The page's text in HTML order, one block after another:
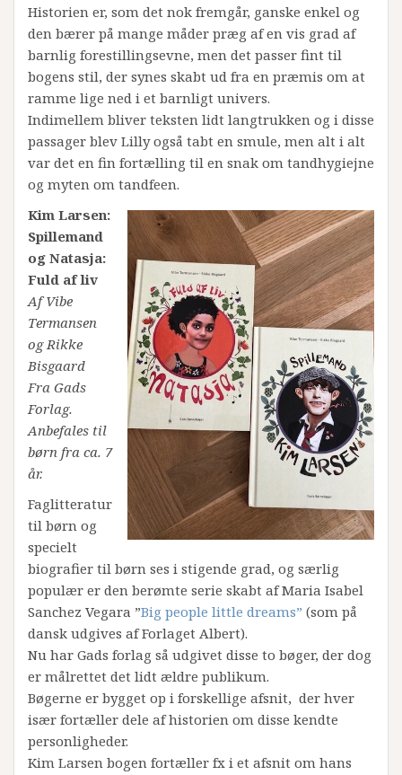
Historien er, som det nok fremgår, ganske enkel og
den bærer på mange måder præg af en vis grad af
barnlig forestillingsevne, men det passer fint til
bogens stil, der synes skabt ud fra en præmis om at
ramme lige ned i et barnligt univers.
Indimellem bliver teksten lidt langtrukken og i disse
passager blev Lilly også tabt en smule, men alt i alt
var det en fin fortælling til en snak om tandhygiejne
og myten om tandfeen.
Kim Larsen:
Spillemand
og Natasja:
Fuld af liv
Af Vibe
Termansen
og Rikke
Bisgaard
Fra Gads
Forlag.
Anbefales til
børn fra ca. 7
år.
Faglitteratur
til børn og
specielt
biografier til børn ses i stigende grad, og særlig
populær er den berømte serie skabt af Maria Isabel
Sanchez Vegara ”Big people little dreams” (som på
dansk udgives af Forlaget Albert).
Nu har Gads forlag så udgivet disse to bøger, der dog
er målrettet det lidt ældre publikum.
Bøgerne er bygget op i forskellige afsnit, der hver
især fortæller dele af historien om disse kendte
personligheder.
Kim Larsen bogen fortæller fx i et afsnit om hans